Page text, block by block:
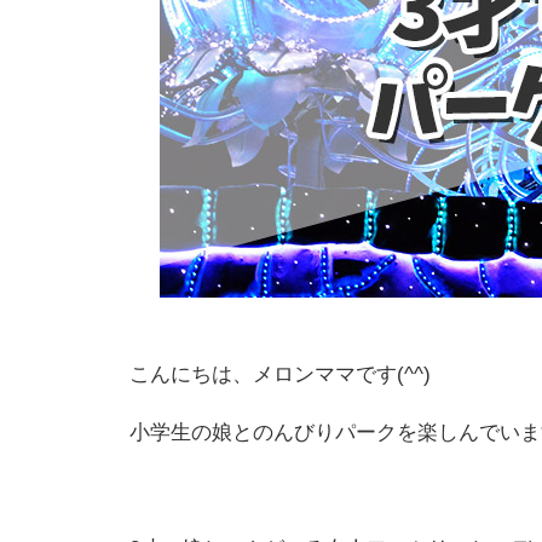
こんにちは、メロンママです(^^)
小学生の娘とのんびりパークを楽しんでい